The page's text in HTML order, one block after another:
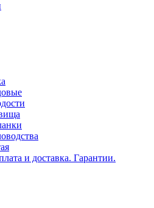
и доставка. Гарантии.